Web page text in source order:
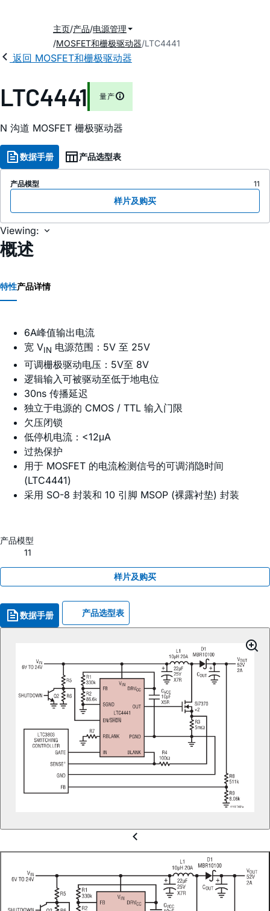
主页 产品 电源管理
MOSFET和栅极驱动器 LTC4441
返回 MOSFET和栅极驱动器
LTC4441 量产
N 沟道 MOSFET 栅极驱动器
数据手册 产品选型表
产品模型 11
样片及购买
Viewing:
概述
特性产品详情
6A峰值输出电流
宽 VIN 电源范围：5V 至 25V
可调栅极驱动电压：5V至 8V
逻辑输入可被驱动至低于地电位
30ns 传播延迟
独立于电源的 CMOS / TTL 输入门限
欠压闭锁
低停机电流：<12μA
过热保护
用于 MOSFET 的电流检测信号的可调消隐时间
(LTC4441)
采用 SO-8 封装和 10 引脚 MSOP (裸露衬垫) 封装
产品模型
11
样片及购买
数据手册 产品选型表